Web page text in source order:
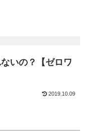
いの？【ゼロワ
2019.10.09